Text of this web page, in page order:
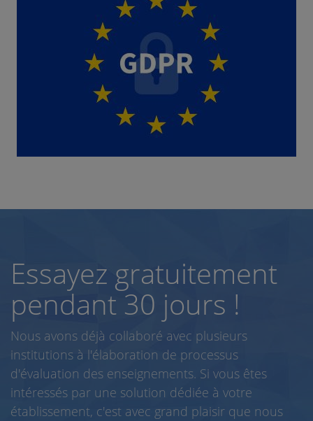
Essayez gratuitement
pendant 30 jours !
Nous avons déjà collaboré avec plusieurs
institutions à l'élaboration de processus
d'évaluation des enseignements. Si vous êtes
intéressés par une solution dédiée à votre
établissement, c'est avec grand plaisir que nous